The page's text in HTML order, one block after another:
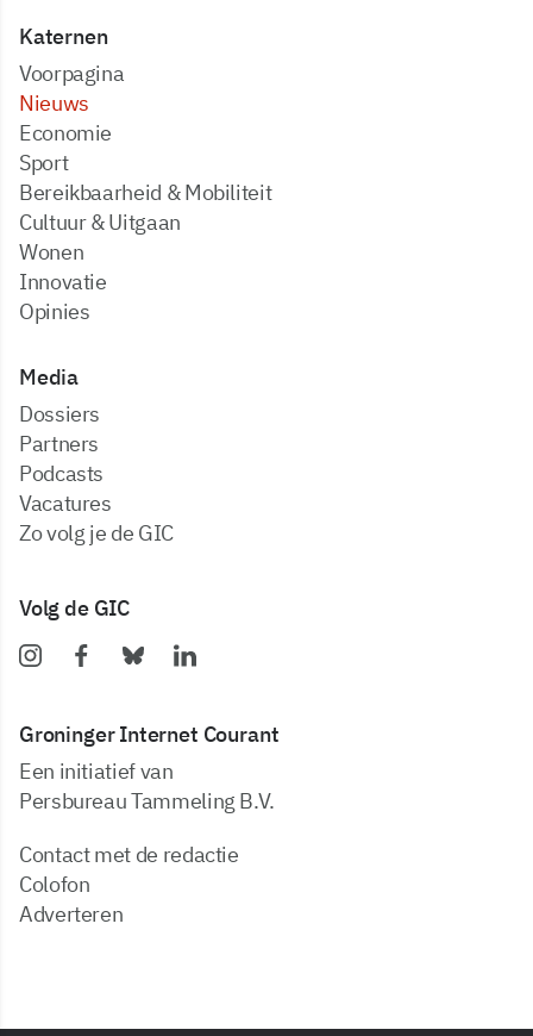
Katernen
Voorpagina
Nieuws
Economie
Sport
Bereikbaarheid & Mobiliteit
Cultuur & Uitgaan
Wonen
Innovatie
Opinies
Media
dossiers
partners
podcasts
vacatures
zo volg je de GIC
Volg de GIC
Groninger Internet Courant
Een initiatief van
Persbureau Tammeling B.V.
Contact met de redactie
Colofon
Adverteren